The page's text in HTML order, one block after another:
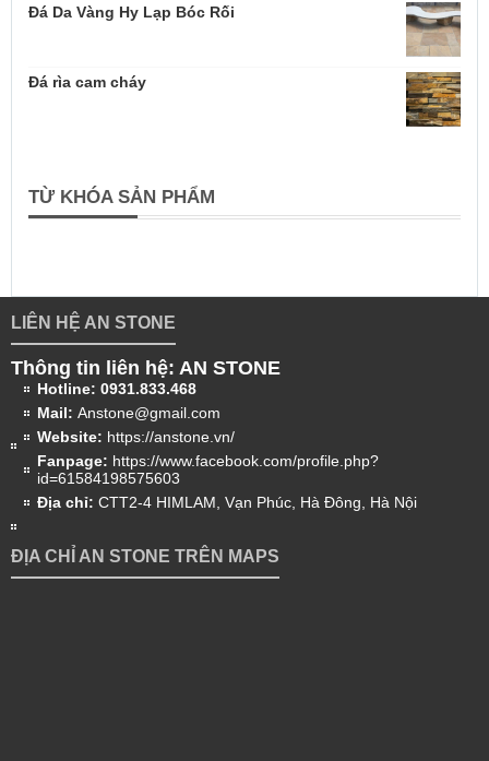
Đá Da Vàng Hy Lạp Bóc Rối
Đá rìa cam cháy
TỪ KHÓA SẢN PHẨM
LIÊN HỆ AN STONE
Thông tin liên hệ: AN STONE
Hotline: 0931.833.468
Mail: Anstone@gmail.com
Website: https://anstone.vn/
Fanpage: https://www.facebook.com/profile.php?
id=61584198575603
Địa chỉ: CTT2-4 HIMLAM, Vạn Phúc, Hà Đông, Hà Nội
ĐỊA CHỈ AN STONE TRÊN MAPS